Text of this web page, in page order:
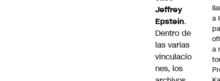
Jeffrey
Epstein.
Dentro de
las varias
vinculacio
nes, los
a
a